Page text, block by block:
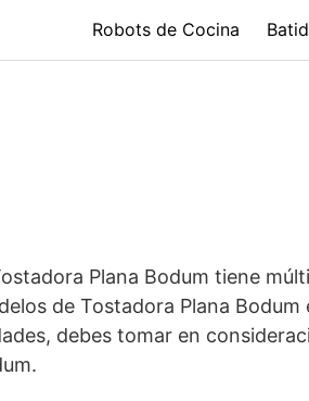
Robots de Cocina
Plana Bodum tiene
de Tostadora Plana
debes tomar en